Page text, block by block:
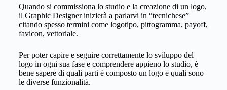
Quando si commissiona lo studio e la creazione di un logo,
il Graphic Designer inizierà a parlarvi in “tecnichese”
citando spesso termini come logotipo, pittogramma, payoff,
favicon, vettoriale.
Per poter capire e seguire correttamente lo sviluppo del
logo in ogni sua fase e comprendere appieno lo studio, è
bene sapere di quali parti è composto un logo e quali sono
le diverse funzionalità.